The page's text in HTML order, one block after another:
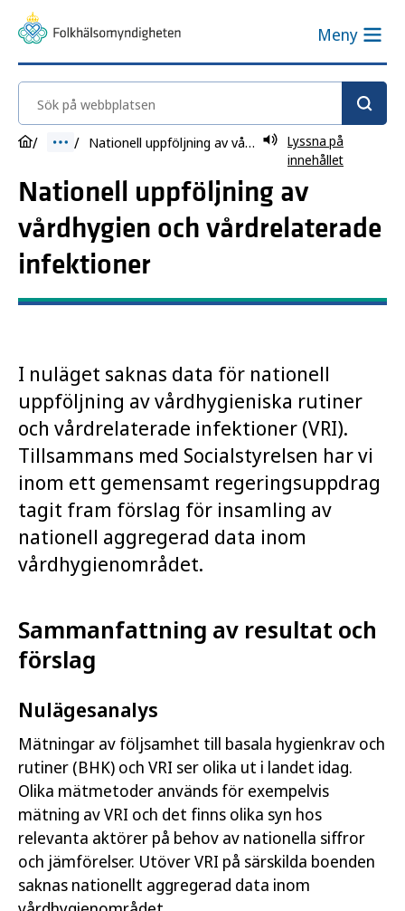
Meny
Sök på webbplatsen
Nationell uppföljning av vårdhygien
Lyssna på
innehållet
Nationell uppföljning av
vårdhygien och vårdrelaterade
infektioner
I nuläget saknas data för nationell
uppföljning av vårdhygieniska rutiner
och vårdrelaterade infektioner (VRI).
Tillsammans med Socialstyrelsen har vi
inom ett gemensamt regeringsuppdrag
tagit fram förslag för insamling av
nationell aggregerad data inom
vårdhygienområdet.
Sammanfattning av resultat och
förslag
Nulägesanalys
Mätningar av följsamhet till basala hygienkrav och
rutiner (BHK) och VRI ser olika ut i landet idag.
Olika mätmetoder används för exempelvis
mätning av VRI och det finns olika syn hos
relevanta aktörer på behov av nationella siffror
och jämförelser. Utöver VRI på särskilda boenden
saknas nationellt aggregerad data inom